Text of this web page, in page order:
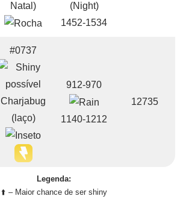
Natal)
1452-1534
#0737
Charjabug
(laço)
912-970
1140-1212
12735
Legenda:
⬆️ – Maior chance de ser shiny